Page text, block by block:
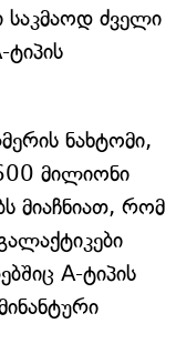
საკმაოდ ძველი
ნახტომი,
მილიონი
მიაჩნიათ, რომ
A-ტიპის